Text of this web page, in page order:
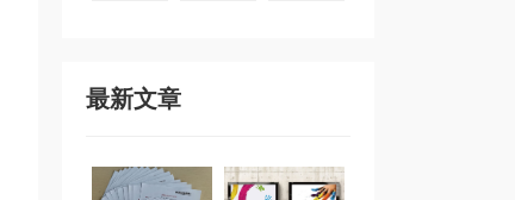
最新文章